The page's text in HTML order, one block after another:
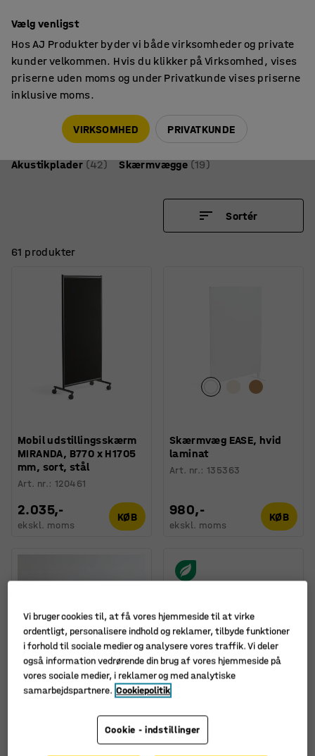
Lyddæmpning & afskærmning
Akustikplader(42) Skærmvægge(19)
Sortér
61 produkter
Mobil udstillingsskærm
MIRANDA, B770 x H1705
mm, sort, stål
Art. nr.:120461
2.035,-
ekskl. moms
KØB
Skærmvæg EASE, hvid
laminat
Art. nr.:135363
980,-
ekskl. moms
KØB
Akustikpanel PATTERN,
8-pak, 600x600x11 mm
Skærmvæg ZONE,
1360x800x46 mm, stof
Etna, sorte ben, lysegrå
Vælg venligst
Hos AJ Produkter byder vi både virksomheder og private
kunder velkommen. Hvis du klikker på Virksomhed, vises
priserne uden moms og under Privatkunde vises priserne
inklusive moms.
VIRKSOMHED PRIVATKUNDE
Vi bruger cookies til, at få vores hjemmeside til at virke
ordentligt, personalisere indhold og reklamer, tilbyde funktioner
i forhold til sociale medier og analysere vores traffik. Vi deler
også information vedrørende din brug af vores hjemmeside på
vores sociale medier, i reklamer og med analytiske
samarbejdspartnere. Cookiepolitik
Cookie - indstillinger